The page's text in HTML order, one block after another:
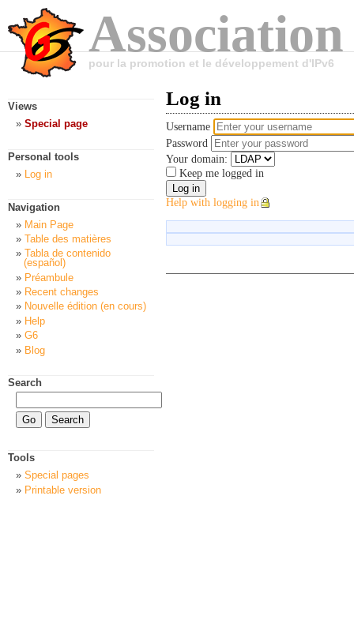
pour la promotion et le développement d'IPv6
Log in
Username
Password
Your domain:
Keep me logged in
Help with logging in
Views
Special page
Personal tools
Log in
Navigation
Main Page
Table des matières
Tabla de contenido
(español)
Préambule
Recent changes
Nouvelle édition (en cours)
Help
G6
Blog
Search
Tools
Special pages
Printable version